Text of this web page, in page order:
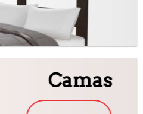
Camas